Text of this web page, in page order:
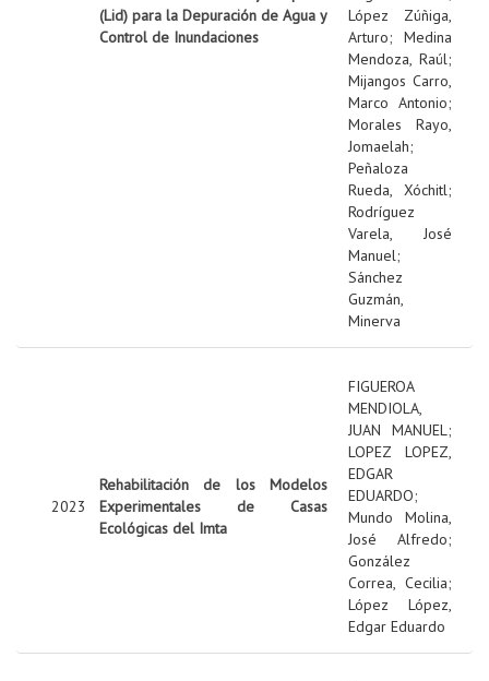
(Lid) para la Depuración de Agua y
Control de Inundaciones
López Zúñiga,
Arturo; Medina
Mendoza, Raúl;
Mijangos Carro,
Marco Antonio;
Morales Rayo,
Jomaelah;
Peñaloza
Rueda, Xóchitl;
Rodríguez
Varela, José
Manuel;
Sánchez
Guzmán,
Minerva
2023
Rehabilitación de los Modelos
Experimentales de Casas
Ecológicas del Imta
FIGUEROA
MENDIOLA,
JUAN MANUEL;
LOPEZ LOPEZ,
EDGAR
EDUARDO;
Mundo Molina,
José Alfredo;
González
Correa, Cecilia;
López López,
Edgar Eduardo